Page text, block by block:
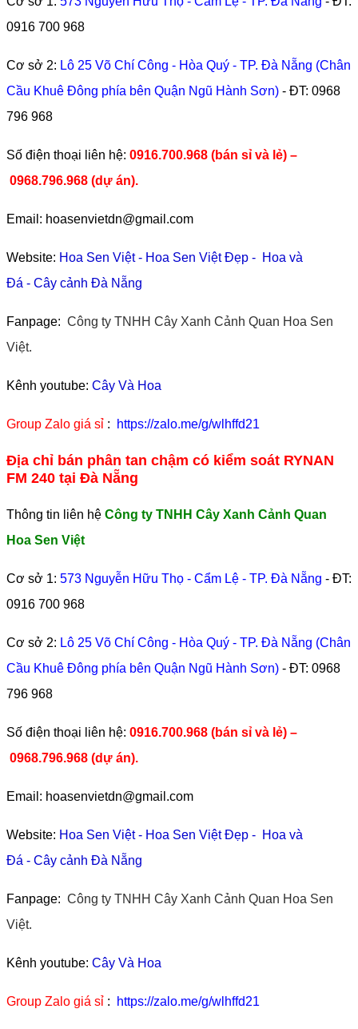
0916 700 968
Cơ sở 2: Lô 25 Võ Chí Công - Hòa Quý - TP. Đà Nẵng (Chân
Cầu Khuê Đông phía bên Quận Ngũ Hành Sơn) - ĐT: 0968
796 968
​Số điện thoại liên hệ: 0916.700.968 (bán sỉ và lẻ) –
0968.796.968 (dự án).
Email: hoasenvietdn@gmail.com
Website: Hoa Sen Việt- Hoa Sen Việt Đẹp - Hoa và
Đá - Cây cảnh Đà Nẵng
Fanpage: Công ty TNHH Cây Xanh Cảnh Quan Hoa Sen
Việt.
Kênh youtube: Cây Và Hoa
Group Zalo giá sỉ : https://zalo.me/g/wlhffd21
Địa chỉ bán phân tan chậm có kiểm soát RYNAN
FM 240 tại Đà Nẵng
Thông tin liên hệ Công ty TNHH Cây Xanh Cảnh Quan
Hoa Sen Việt
Cơ sở 1: 573 Nguyễn Hữu Thọ - Cẩm Lệ - TP. Đà Nẵng - ĐT:
0916 700 968
Cơ sở 2: Lô 25 Võ Chí Công - Hòa Quý - TP. Đà Nẵng (Chân
Cầu Khuê Đông phía bên Quận Ngũ Hành Sơn) - ĐT: 0968
796 968
​Số điện thoại liên hệ: 0916.700.968 (bán sỉ và lẻ) –
0968.796.968 (dự án).
Email: hoasenvietdn@gmail.com
Website: Hoa Sen Việt- Hoa Sen Việt Đẹp - Hoa và
Đá - Cây cảnh Đà Nẵng
Fanpage: Công ty TNHH Cây Xanh Cảnh Quan Hoa Sen
Việt.
Kênh youtube: Cây Và Hoa
Group Zalo giá sỉ : https://zalo.me/g/wlhffd21